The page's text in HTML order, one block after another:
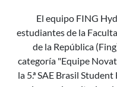
El equipo FING
estudiantes de la
de la República
categoría "Equipe
la 5.ª SAE Brasil